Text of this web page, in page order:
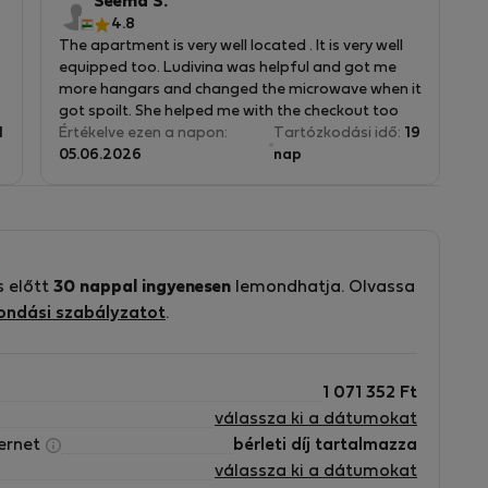
órától este 11:00 óráig tartott.
iránt érdeklődik, a Carrera de San Jeronimo
balra a Calle de Alcala utcán. Ezután a Calle
Avenida Gran Vía utcáig, majd forduljon balra a
Palota vagy a Casa de Campo park (1722,6
az állatkertet és a 15-ös években épített
Innen látható a Királyi Palota, az Almudena-
n, a Négy torony, a Cibeles-palota, a San Isidro
4.8
The apartment is very well located . It is very well
equipped too. Ludivina was helpful and got me
more hangars and changed the microwave when it
got spoilt. She helped me with the checkout too
and helped get a taxi.
Értékelve ezen a napon:
05.06.2026
Tartózkodási idő: 19
nap
előtt 30 nappal ingyenesen lemondhatja. Olvassa
szabályzatot.
1 071 352 Ft
válassza ki a dátumokat
bérleti díj tartalmazza
válassza ki a dátumokat